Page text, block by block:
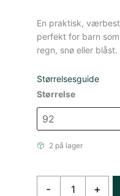
var:
kr 1
En praktisk,
perfekt for barn
regn, snø eller blåst.
Størrelsesguide
Størrelse
2 på lager
- +